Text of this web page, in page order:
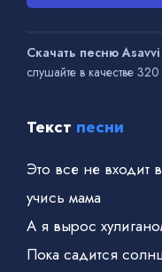
Скачать песню
слушайте в качестве
Текст песни
Это все не входит
учись мама
А я вырос
Пока садится